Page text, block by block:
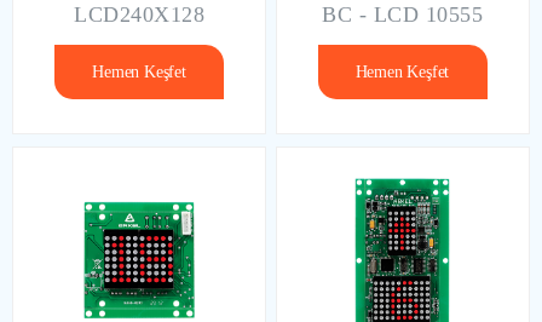
LCD240X128
Hemen Keşfet
BC - LCD 10555
Hemen Keşfet